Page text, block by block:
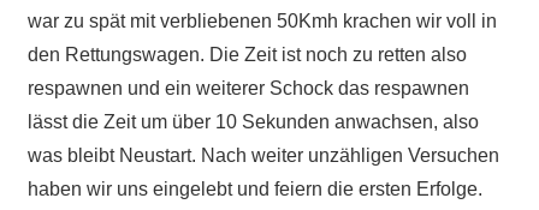
war zu spät mit verbliebenen 50Kmh krachen wir voll in
den Rettungswagen. Die Zeit ist noch zu retten also
respawnen und ein weiterer Schock das respawnen
lässt die Zeit um über 10 Sekunden anwachsen, also
was bleibt Neustart. Nach weiter unzähligen Versuchen
haben wir uns eingelebt und feiern die ersten Erfolge.